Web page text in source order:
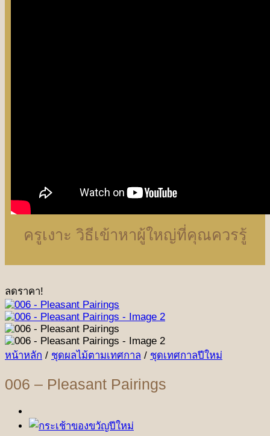
ครูเงาะ วิธีเข้าหาผู้ใหญ่ที่คุณควรรู้
ลดราคา!
หน้าหลัก / ชุดผลไม้ตามเทศกาล / ชุดเทศกาลปีใหม่
006 – Pleasant Pairings